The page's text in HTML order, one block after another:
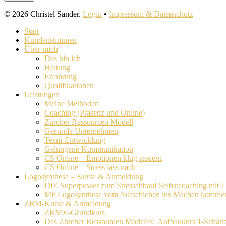
© 2026 Christel Sander. Login • Impressum & Datenschutz
Close
Menu
Start
Kundenstimmen
Über mich
Das bin ich
Haltung
Erfahrung
Qualifikationen
Leistungen
Meine Methoden
Coaching (Präsenz und Online)
Zürcher Ressourcen Modell
Gesunde Unternehmen
Team-Entwicklung
Gelungene Kommunikation
CS Online – Emotionen klug steuern
CS Online – Stress lass nach
Logosynthese – Kurse & Anmeldung
DIE Superpower zum Stressabbau! Selbstcoaching mit
Mit Logosynthese vom Aufschieben ins Machen
ZRM-Kurse & Anmeldung
ZRM®-Grundkurs
Das Zürcher Ressourcen Modell®: Aufbaukurs 1-